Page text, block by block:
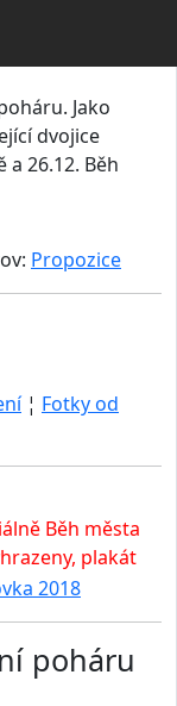
Jako
dvojice
a 26.12. Běh
Propozice
¦ Fotky od
Běh města
plakát
2018
poháru